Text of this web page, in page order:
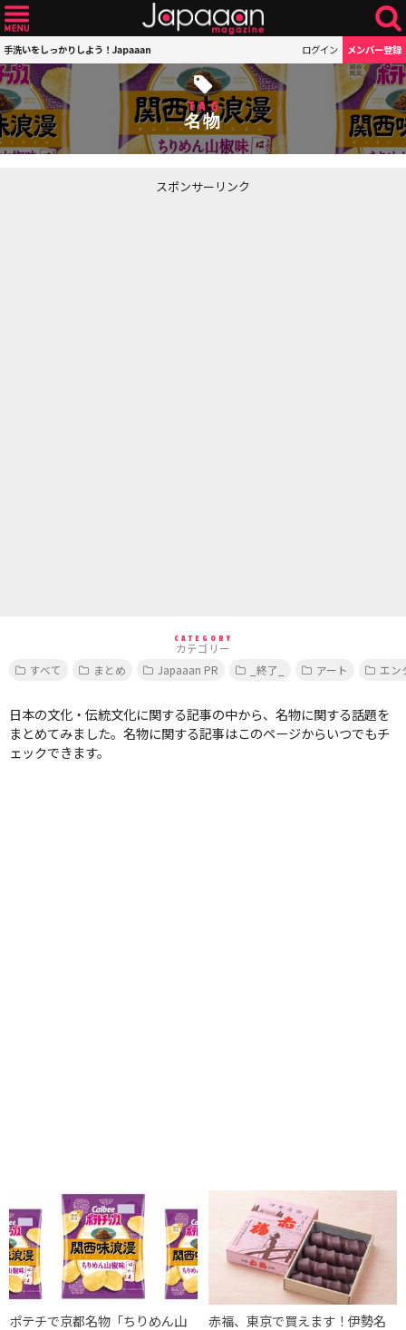
手洗いをしっかりしよう！Japaaan ログイン メンバー登録
TAG
名物
スポンサーリンク
CATEGORY
カテゴリー
すべて
まとめ Japaaan PR _終了_ アート エン
日本の文化・伝統文化に関する記事の中から、名物に関する話題を
まとめてみました。名物に関する記事はこのページからいつでもチ
ェックできます。
ポテチで京都名物「ちりめん山
赤福、東京で買えます！伊勢名